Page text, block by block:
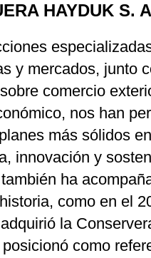
HAYDUK S.
y mercados, junto
comercio
nos han
más sólidos
innovación y
ha
como en el
la
como